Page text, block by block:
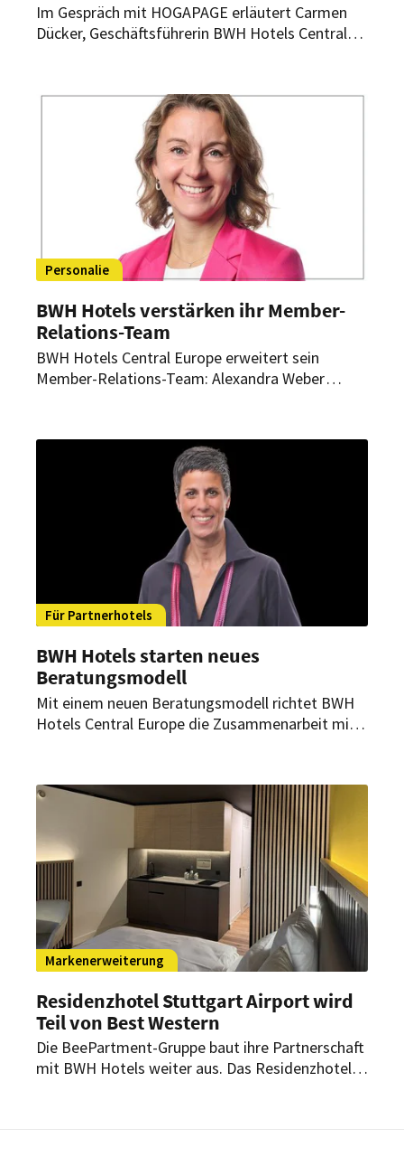
Im Gespräch mit HOGAPAGE erläutert Carmen
Dücker, Geschäftsführerin BWH Hotels Central
strukturellen Veränderungen nötig sind.
Personalie
BWH Hotels verstärken ihr Member-
Relations-Team
BWH Hotels Central Europe erweitert sein
Member-Relations-Team: Alexandra Weber
verantwortet künftig die strategische Betreuung
von über 200 Partnerhotels.
Für Partnerhotels
BWH Hotels starten neues
Beratungsmodell
Mit einem neuen Beratungsmodell richtet BWH
Hotels Central Europe die Zusammenarbeit mit
und gezielte Strategien, um Effizienz und
wirtschaftlichen Erfolg nachhaltig zu steigern.
Markenerweiterung
Residenzhotel Stuttgart Airport wird
Teil von Best Western
Die BeePartment-Gruppe baut ihre Partnerschaft
mit BWH Hotels weiter aus. Das Residenzhotel